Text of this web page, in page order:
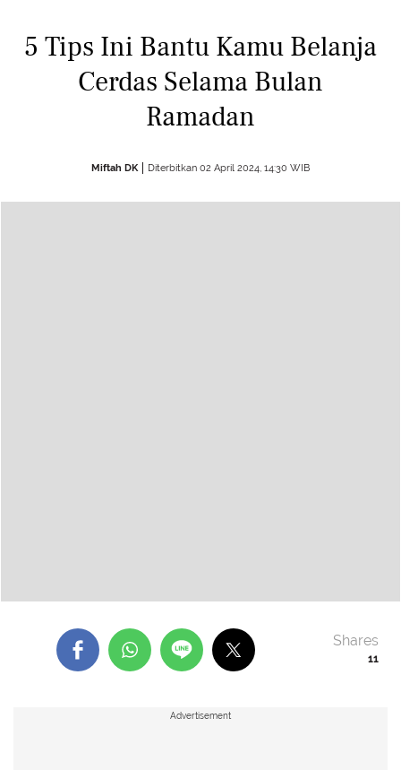
5 Tips Ini Bantu Kamu Belanja
Cerdas Selama Bulan
Ramadan
Miftah DK Diterbitkan 02 April 2024, 14:30 WIB
11
Shares
Advertisement